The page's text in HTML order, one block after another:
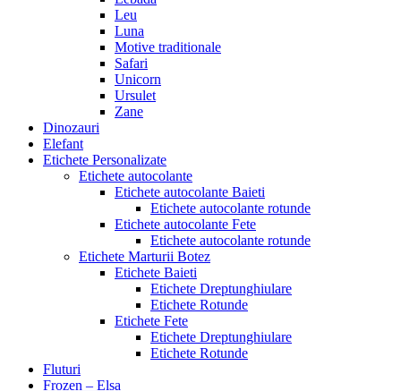
Leu
Luna
Motive traditionale
Safari
Unicorn
Ursulet
Zane
Dinozauri
Elefant
Etichete Personalizate
Etichete autocolante
Etichete autocolante Baieti
Etichete autocolante rotunde
Etichete autocolante Fete
Etichete autocolante rotunde
Etichete Marturii Botez
Etichete Baieti
Etichete Dreptunghiulare
Etichete Rotunde
Etichete Fete
Etichete Dreptunghiulare
Etichete Rotunde
Fluturi
Frozen – Elsa